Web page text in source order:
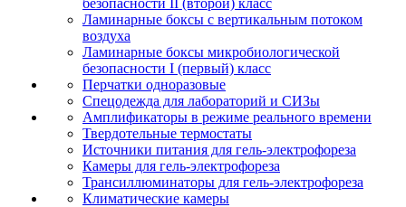
безопасности II (второй) класс
Ламинарные боксы с вертикальным потоком
воздуха
Ламинарные боксы микробиологической
безопасности I (первый) класс
Перчатки одноразовые
Спецодежда для лабораторий и СИЗы
Амплификаторы в режиме реального времени
Твердотельные термостаты
Источники питания для гель-электрофореза
Камеры для гель-электрофореза
Трансиллюминаторы для гель-электрофореза
Климатические камеры